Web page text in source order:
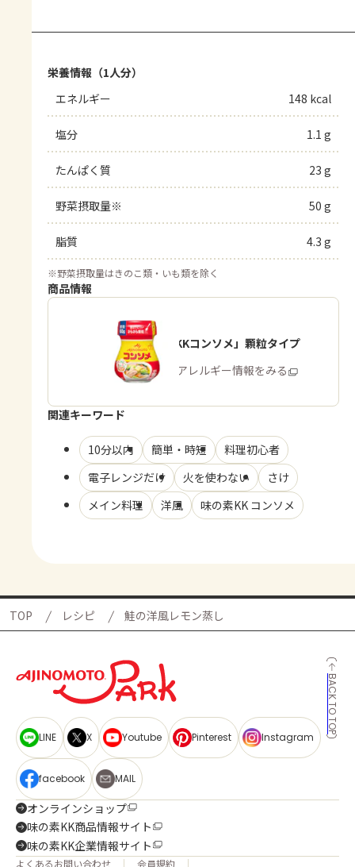
栄養情報（1人分）
エネルギー
148 kcal
塩分 1.1 g
たんぱく質 23 g
野菜摂取量※ 50 g
脂質 4.3 g
※野菜摂取量はきのこ類・いも類を除く
商品情報
「味の素KKコンソメ」顆粒タイプ
商品・アレルギー情報をみる
関連キーワード
10分以内 簡単・時短
料理初心者
電子レンジだけ
火を使わない
さけ
メイン料理
洋風 味の素KK コンソメ
TOP レシピ 鮭の洋風レモン蒸し
BACK TO TOP
LINE X Youtube Pinterest Instagram
facebook MAIL
オンラインショップ
味の素KK商品情報サイト
味の素KK企業情報サイト
よくあるお問い合わせ 会員規約